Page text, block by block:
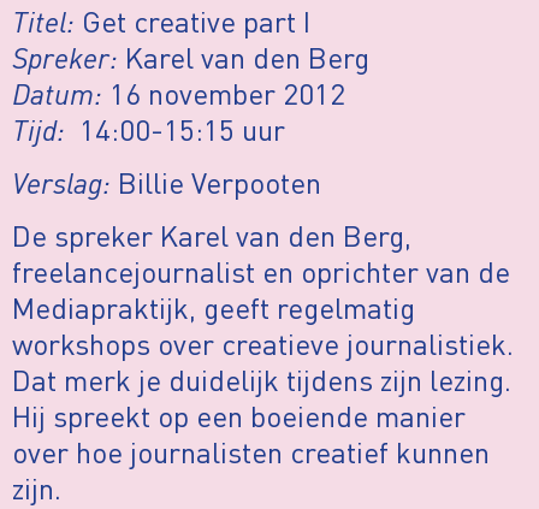
Titel: Get creative part I
Spreker: Karel van den Berg
Datum: 16 november 2012
Tijd: 14:00-15:15 uur
Verslag: Billie Verpooten
De spreker Karel van den Berg,
freelancejournalist en oprichter van de
Mediapraktijk, geeft regelmatig
workshops over creatieve journalistiek.
Dat merk je duidelijk tijdens zijn lezing.
Hij spreekt op een boeiende manier
over hoe journalisten creatief kunnen
zijn.